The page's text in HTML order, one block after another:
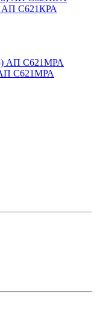
АП С621КРА
АП С621МРА